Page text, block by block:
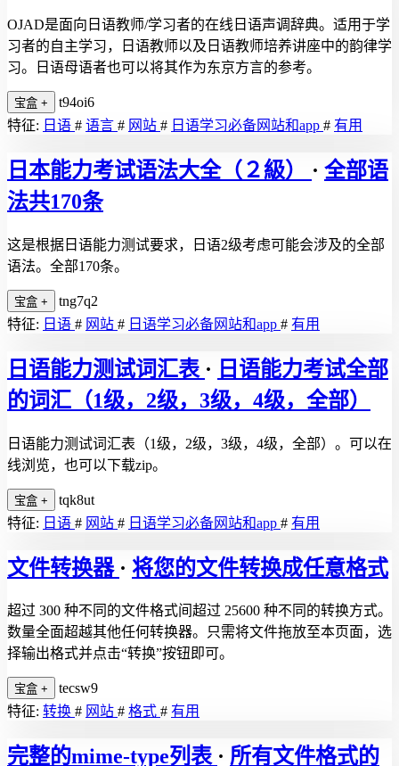
OJAD是面向日语教师/学习者的在线日语声调辞典。适用于学
习者的自主学习，日语教师以及日语教师培养讲座中的韵律学
习。日语母语者也可以将其作为东京方言的参考。
宝盒 +
t94oi6
特征: 日语 # 语言 # 网站 # 日语学习必备网站和app # 有用
日本能力考试语法大全（２級） · 全部语
法共170条
这是根据日语能力测试要求，日语2级考虑可能会涉及的全部
语法。全部170条。
宝盒 +
tng7q2
特征: 日语 # 网站 # 日语学习必备网站和app # 有用
日语能力测试词汇表 · 日语能力考试全部
的词汇（1级，2级，3级，4级，全部）
日语能力测试词汇表（1级，2级，3级，4级，全部）。可以在
线浏览，也可以下载zip。
宝盒 +
tqk8ut
特征: 日语 # 网站 # 日语学习必备网站和app # 有用
文件转换器 · 将您的文件转换成任意格式
超过 300 种不同的文件格式间超过 25600 种不同的转换方式。
数量全面超越其他任何转换器。只需将文件拖放至本页面，选
择输出格式并点击“转换”按钮即可。
宝盒 +
tecsw9
特征: 转换 # 网站 # 格式 # 有用
完整的mime-type列表 · 所有文件格式的